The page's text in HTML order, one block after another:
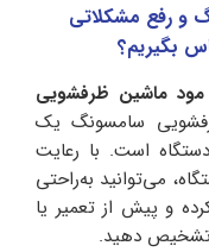
و رفع مشکلاتی
بگیریم؟
ماشین ظرفشویی
سامسونگ یک
است. با رعایت
می‌توانید به‌راحتی
و پیش از تعمیر یا
تشخیص دهید.